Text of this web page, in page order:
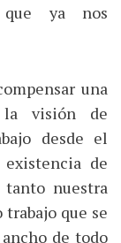
que ya nos
una
la visión de
desde el
de
nuestra
que se
de todo